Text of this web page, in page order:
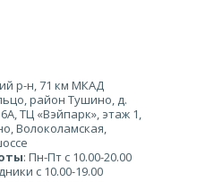
р-н, 71 км МКАД
район Тушино, д.
ТЦ «Вэйпарк», этаж 1,
Волоколамская,
: Пн-Пт с 10.00-20.00
с 10.00-19.00